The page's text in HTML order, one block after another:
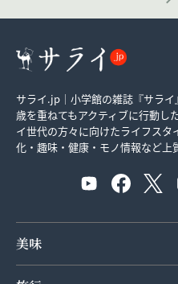
サライ.jp｜小学館の雑誌『サライ
歳を重ねてもアクティブに行動し
イ世代の方々に向けたライフス
化・趣味・健康・モノ情報など上
美味